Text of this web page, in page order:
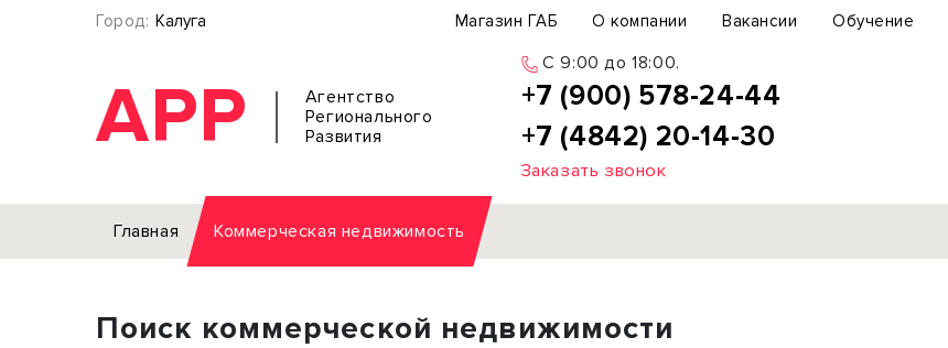
Город: Калуга Магазин ГАБ О компании Вакансии Обучение
АРР
Агентство
Регионального
Развития
C 9:00 до 18:00.
+7 (900) 578-24-44
+7 (4842) 20-14-30
Заказать звонок
Главная Коммерческая недвижимость
Офис
Земельный участок
Поиск коммерческой недвижимости